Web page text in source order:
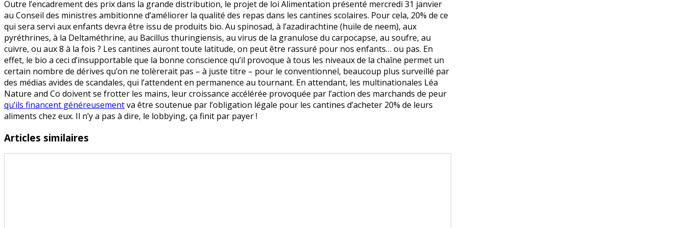
bio
finit
par
payer
Outre l’encadrement des prix dans la grande distribution, le projet de loi Alimentation présenté mercredi 31 janvier
au Conseil des ministres ambitionne d’améliorer la qualité des repas dans les cantines scolaires. Pour cela, 20% de ce
qui sera servi aux enfants devra être issu de produits bio. Au spinosad, à l’azadirachtine (huile de neem), aux
pyréthrines, à la Deltaméthrine, au Bacillus thuringiensis, au virus de la granulose du carpocapse, au soufre, au
cuivre, ou aux 8 à la fois ? Les cantines auront toute latitude, on peut être rassuré pour nos enfants… ou pas. En
effet, le bio a ceci d’insupportable que la bonne conscience qu’il provoque à tous les niveaux de la chaîne permet un
certain nombre de dérives qu’on ne tolèrerait pas – à juste titre – pour le conventionnel, beaucoup plus surveillé par
des médias avides de scandales, qui l’attendent en permanence au tournant. En attendant, les multinationales Léa
Nature and Co doivent se frotter les mains, leur croissance accélérée provoquée par l’action des marchands de peur
qu’ils financent généreusementva être soutenue par l’obligation légale pour les cantines d’acheter 20% de leurs
aliments chez eux. Il n’y a pas à dire, le lobbying, ça finit par payer !
Articles similaires